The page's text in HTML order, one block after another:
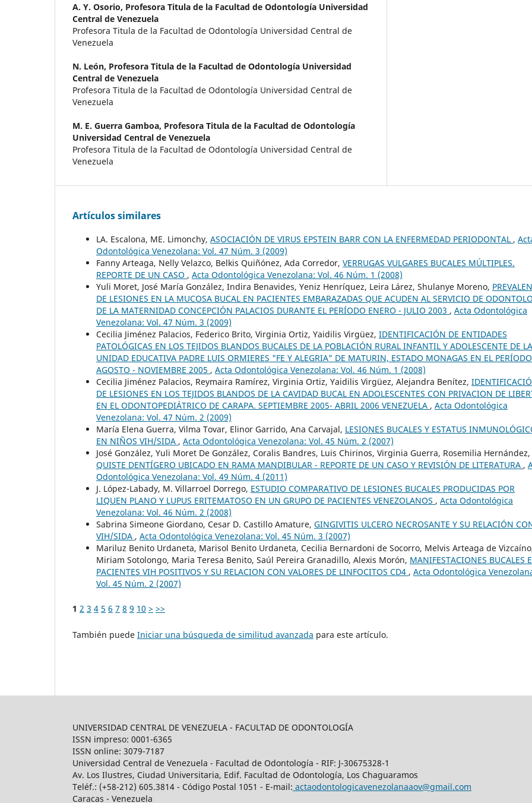
A. Y. Osorio, Profesora Titula de la Facultad de Odontología Universidad
Central de Venezuela
Profesora Titula de la Facultad de Odontología Universidad Central de
Venezuela
N. León, Profesora Titula de la Facultad de Odontología Universidad
Central de Venezuela
Profesora Titula de la Facultad de Odontología Universidad Central de
Venezuela
M. E. Guerra Gamboa, Profesora Titula de la Facultad de Odontología
Universidad Central de Venezuela
Profesora Titula de la Facultad de Odontología Universidad Central de
Venezuela
Artículos similares
LA. Escalona, ME. Limonchy, ASOCIACIÓN DE VIRUS EPSTEIN BARR CON LA ENFERMEDAD PERIODONTAL ,
Odontológica Venezolana: Vol. 47 Núm. 3 (2009)
Fanny Arteaga, Nelly Velazco, Belkis Quiñónez, Ada Corredor, VERRUGAS VULGARES BUCALES MÚLTIPLES.
REPORTE DE UN CASO , Acta Odontológica Venezolana: Vol. 46 Núm. 1 (2008)
Yuli Moret, José María González, Indira Benavides, Yeniz Henríquez, Leira Lárez, Shulanye Moreno,
DE LESIONES EN LA MUCOSA BUCAL EN PACIENTES EMBARAZADAS QUE ACUDEN AL SERVICIO DE
DE LA MATERNIDAD CONCEPCIÓN PALACIOS DURANTE EL PERÍODO ENERO - JULIO 2003 , Acta Odontológica
Venezolana: Vol. 47 Núm. 3 (2009)
Cecilia Jiménez Palacios, Federico Brito, Virginia Ortiz, Yaidilis Virgüez, IDENTIFICACIÓN DE ENTIDADES
PATOLÓGICAS EN LOS TEJIDOS BLANDOS BUCALES DE LA POBLACIÓN RURAL INFANTIL Y ADOLESCENTE DE LA
UNIDAD EDUCATIVA PADRE LUIS ORMIERES "FE Y ALEGRIA" DE MATURIN, ESTADO MONAGAS EN EL PERÍODO
AGOSTO - NOVIEMBRE 2005 , Acta Odontológica Venezolana: Vol. 46 Núm. 1 (2008)
Cecilia Jiménez Palacios, Reymaira Ramírez, Virginia Ortiz, Yaidilis Virgüez, Alejandra Benítez,
DE LESIONES EN LOS TEJIDOS BLANDOS DE LA CAVIDAD BUCAL EN ADOLESCENTES CON PRIVACION DE
EN EL ODONTOPEDIÁTRICO DE CARAPA. SEPTIEMBRE 2005- ABRIL 2006 VENEZUELA , Acta Odontológica
Venezolana: Vol. 47 Núm. 2 (2009)
María Elena Guerra, Vilma Tovar, Elinor Garrido, Ana Carvajal, LESIONES BUCALES Y ESTATUS
EN NIÑOS VIH/SIDA , Acta Odontológica Venezolana: Vol. 45 Núm. 2 (2007)
José González, Yuli Moret De González, Coralis Bandres, Luis Chirinos, Virginia Guerra, Rosemilia Hernández,
QUISTE DENTÍGERO UBICADO EN RAMA MANDIBULAR - REPORTE DE UN CASO Y REVISIÓN DE LITERATURA ,
Odontológica Venezolana: Vol. 49 Núm. 4 (2011)
J. López-Labady, M. Villarroel Dorrego, ESTUDIO COMPARATIVO DE LESIONES BUCALES PRODUCIDAS POR
LIQUEN PLANO Y LUPUS ERITEMATOSO EN UN GRUPO DE PACIENTES VENEZOLANOS , Acta Odontológica
Venezolana: Vol. 46 Núm. 2 (2008)
Sabrina Simeone Giordano, Cesar D. Castillo Amature, GINGIVITIS ULCERO NECROSANTE Y SU RELACIÓN
VIH/SIDA , Acta Odontológica Venezolana: Vol. 45 Núm. 3 (2007)
Mariluz Benito Urdaneta, Marisol Benito Urdaneta, Cecilia Bernardoni de Socorro, Melvis Arteaga de
Miriam Sotolongo, Maria Teresa Benito, Saúl Pereira Granadillo, Alexis Morón, MANIFESTACIONES BUCALES
PACIENTES VIH POSITIVOS Y SU RELACION CON VALORES DE LINFOCITOS CD4 , Acta Odontológica
Vol. 45 Núm. 2 (2007)
1 2 3 4 5 6 7 8 9 10 > >>
También puede Iniciar una búsqueda de similitud avanzada para este artículo.
UNIVERSIDAD CENTRAL DE VENEZUELA - FACULTAD DE ODONTOLOGÍA
ISSN impreso: 0001-6365
ISSN online: 3079-7187
Universidad Central de Venezuela - Facultad de Odontología - RIF: J-30675328-1
Av. Los Ilustres, Ciudad Universitaria, Edif. Facultad de Odontología, Los Chaguaramos
Teléf.: (+58-212) 605.3814 - Código Postal 1051 - E-mail: actaodontologicavenezolanaaov@gmail.com
Caracas - Venezuela